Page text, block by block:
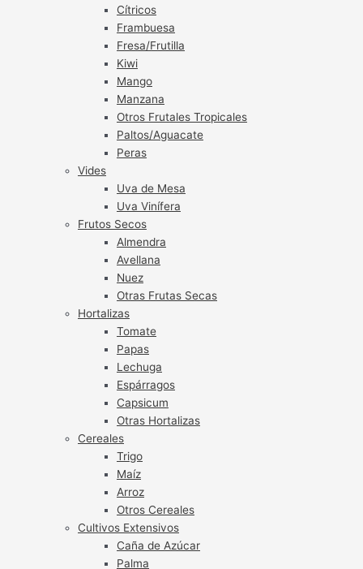
Cítricos
Frambuesa
Fresa/Frutilla
Kiwi
Mango
Manzana
Otros Frutales Tropicales
Paltos/Aguacate
Peras
Vides
Uva de Mesa
Uva Vinífera
Frutos Secos
Almendra
Avellana
Nuez
Otras Frutas Secas
Hortalizas
Tomate
Papas
Lechuga
Espárragos
Capsicum
Otras Hortalizas
Cereales
Trigo
Maíz
Arroz
Otros Cereales
Cultivos Extensivos
Caña de Azúcar
Palma